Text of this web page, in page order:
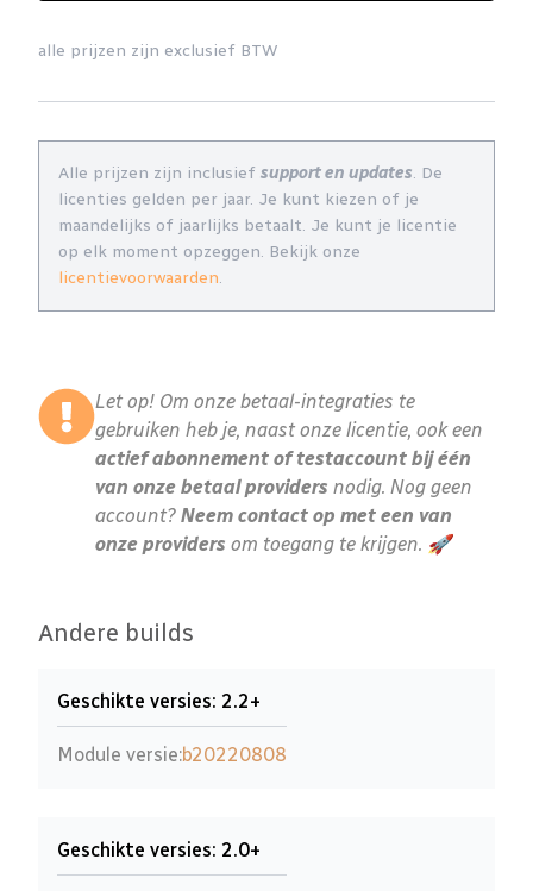
Let op! Om onze betaal-integraties te
gebruiken heb je, naast onze licentie, ook een
actief abonnement of testaccount bij één
van onze betaal providers nodig. Nog geen
account? Neem contact op met een van
onze providers om toegang te krijgen. 🚀
Andere builds
Geschikte versies: 2.2+
Module versie:b20220808
Geschikte versies: 2.0+
alle prijzen zijn exclusief BTW
Alle prijzen zijn inclusief support en updates. De
licenties gelden per jaar. Je kunt kiezen of je
maandelijks of jaarlijks betaalt. Je kunt je licentie
op elk moment opzeggen. Bekijk onze
licentievoorwaarden.